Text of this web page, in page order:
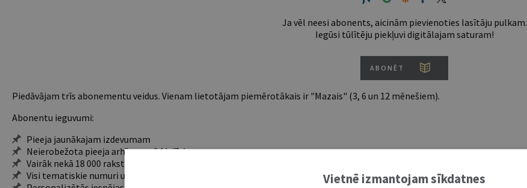
Ja vēl neesi abonents, aicinām pievienoties lasītāju pulkam.
Iegūsi tūlītēju piekļuvi digitālajam saturam!
ABONĒT
Piedāvājam trīs abonementu veidus. Vienam lietotājam piemērotākais ir "Mazais" (3, 6 un 12 mēnešiem).
Abonentu ieguvumi:
Pieeja jaunākajam izdevumam
Neierobežota pieeja arhīvam – 24 h/7 d.
Vairāk nekā 18 000 rakstu un 2000 autoru
Visi tematiskie numuri un ikgadējie grāmatžurnāli
Vietnē izmantojam sīkdatnes